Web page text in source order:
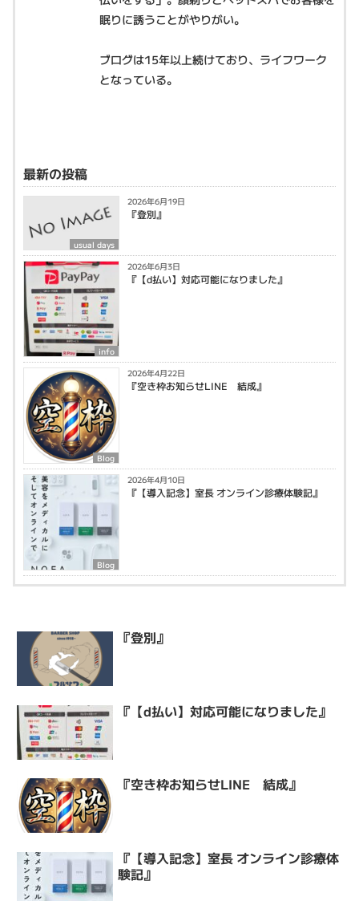
眠りに誘うことがやりがい。
ブログは15年以上続けており、ライフワーク
となっている。
最新の投稿
usual days
2026年6月19日
『登別』
info
2026年6月3日
『【d払い】対応可能になりました』
Blog
2026年4月22日
『空き枠お知らせLINE 結成』
Blog
2026年4月10日
『【導入記念】室長 オンライン診療体験記』
『登別』
『【d払い】対応可能になりました』
『空き枠お知らせLINE 結成』
『【導入記念】室長 オンライン診療体
験記』